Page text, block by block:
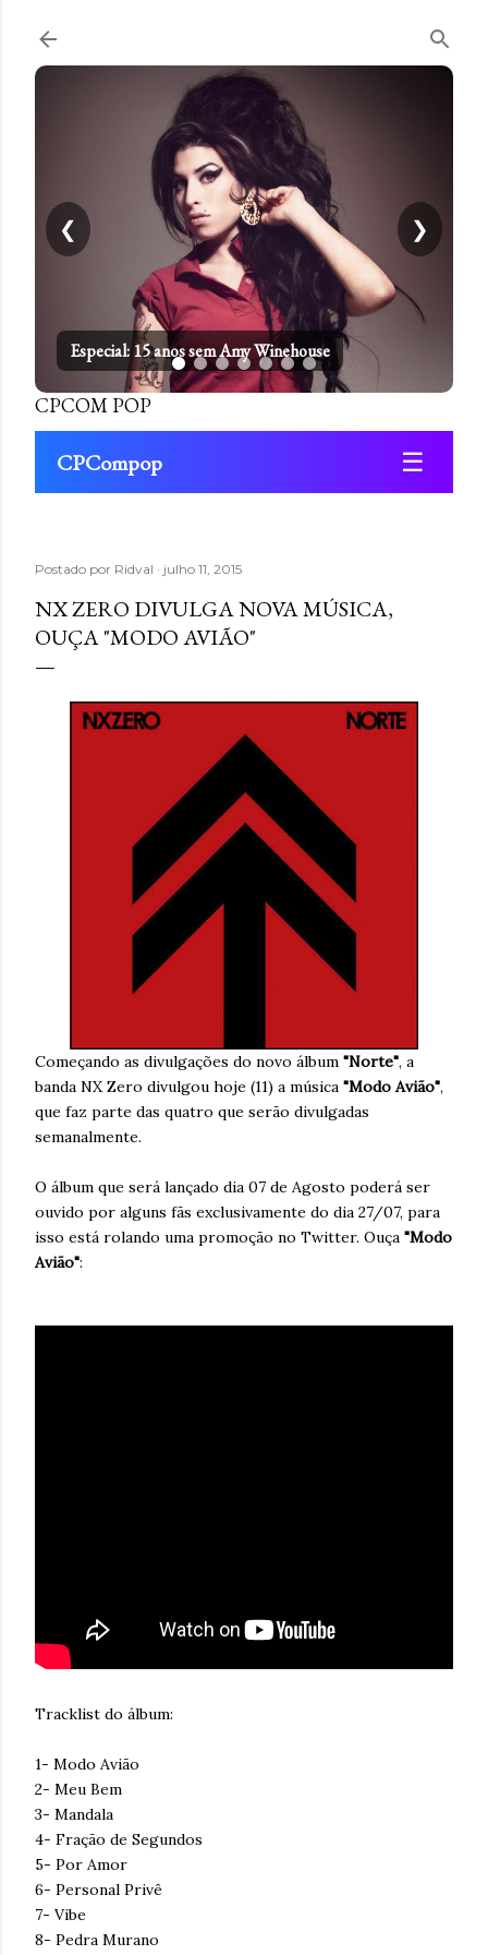
Especial: 15 anos sem Amy Winehouse
❮ ❯
CPCOM POP
CPCompop ☰
Postado por Ridval julho 11, 2015
NX ZERO DIVULGA NOVA MÚSICA,
OUÇA "MODO AVIÃO"
Começando as divulgações do novo álbum "Norte", a
banda NX Zero divulgou hoje (11) a música "Modo Avião",
que faz parte das quatro que serão divulgadas
semanalmente.
O álbum que será lançado dia 07 de Agosto poderá ser
ouvido por alguns fãs exclusivamente do dia 27/07, para
isso está rolando uma promoção no Twitter. Ouça "Modo
Avião":
Tracklist do álbum:
1- Modo Avião
2- Meu Bem
3- Mandala
4- Fração de Segundos
5- Por Amor
6- Personal Privê
7- Vibe
8- Pedra Murano